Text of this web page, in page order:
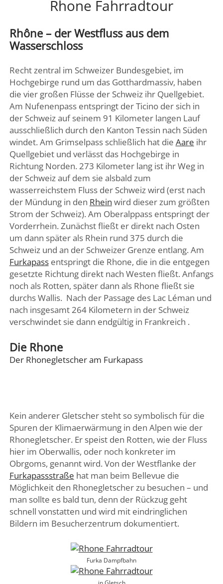
DREI SEEN LAND
FRIBOURG – FREIBURG
Rhone Fahrradtour
Rhône – der Westfluss aus dem
Wasserschloss
Recht zentral im Schweizer Bundesgebiet, im
Hochgebirge rund um das Gotthardmassiv, haben
die vier großen Flüsse der Schweiz ihr Quellgebiet.
Am Nufenenpass entspringt der Ticino der sich in
der Schweiz auf seinem 91 Kilometer langen Lauf
ausschließlich durch den Kanton Tessin nach Süden
windet. Am Grimselpass schließlich hat die Aare ihr
Quellgebiet und verlässt das Hochgebirge in
Richtung Norden. 273 Kilometer lang ist ihr Weg in
der Schweiz auf dem sie alsbald zum
wasserreichstem Fluss der Schweiz wird (erst nach
der Mündung in den Rhein wird dieser zum größten
Strom der Schweiz). Am Oberalppass entspringt der
Vorderrhein. Zunächst fließt er direkt nach Osten
um dann später als Rhein rund 375 durch die
Schweiz und an der Schweizer Grenze entlang. Am
Furkapassentspringt die Rhone, die in die entgegen
gesetzte Richtung direkt nach Westen fließt. Anfangs
noch als Rotten, später dann als Rhone fließt sie
durchs Wallis. Nach der Passage des Lac Léman und
nach insgesamt 264 Kilometern in der Schweiz
verschwindet sie dann endgültig in Frankreich .
Die Rhone
Der Rhonegletscher am Furkapass
Kein anderer Gletscher steht so symbolisch für die
Spuren der Klimaerwärmung in den Alpen wie der
Rhonegletscher. Er speist den Rotten, wie der Fluss
hier im Oberwallis, oder noch konkreter im
Obrgoms, genannt wird. Von der Westflanke der
Furkapassstraße hat man beim Bellevue die
Möglichkeit den Rhonegletscher zu besuchen – und
man sollte es bald tun, denn der Rückzug geht
schnell vonstatten und wird mit eindringlichen
Bildern im Besucherzentrum dokumentiert.
Furka Dampfbahn